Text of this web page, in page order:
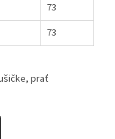
73
73
prať